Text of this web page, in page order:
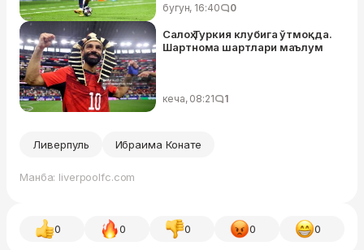
бугун, 16:40 0
Салоҳ Туркия клубига ўтмоқда.
Шартнома шартлари маълум
кеча, 08:21 1
Ливерпуль Ибраима Конате
Манба: liverpoolfc.com
0 0 0 0 0